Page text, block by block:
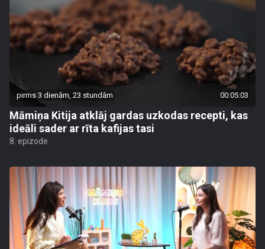
pirms 3 dienām, 23 stundām 00:05:03
Māmiņa Kitija atklāj gardas uzkodas recepti, kas
ideāli sader ar rīta kafijas tasi
8. epizode